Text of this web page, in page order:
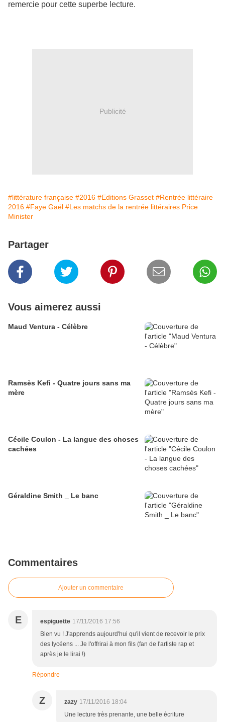
remercie pour cette superbe lecture.
Publicité
#littérature française #2016 #Editions Grasset #Rentrée littéraire
2016 #Faye Gaël #Les matchs de la rentrée littéraires Price
Minister
Partager
Vous aimerez aussi
Maud Ventura - Célèbre
Ramsès Kefi - Quatre jours sans ma
mère
Cécile Coulon - La langue des choses
cachées
Géraldine Smith _ Le banc
Commentaires
Ajouter un commentaire
E espiguette 17/11/2016 17:56
Bien vu ! J'apprends aujourd'hui qu'il vient de recevoir le prix
des lycéens ... Je l'offrirai à mon fils (fan de l'artiste rap et
après je le lirai !)
Répondre
Z zazy 17/11/2016 18:04
Une lecture très prenante, une belle écriture